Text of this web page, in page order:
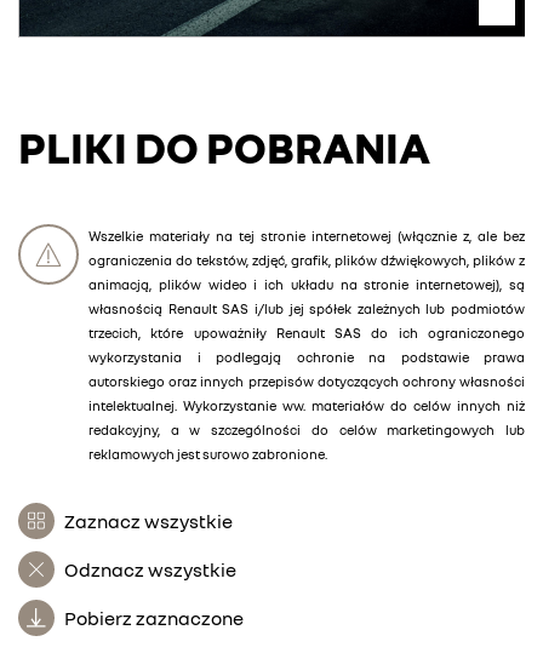
PLIKI DO POBRANIA
Wszelkie materiały na tej stronie internetowej (włącznie z, ale bez
ograniczenia do tekstów, zdjęć, grafik, plików dźwiękowych, plików z
animacją, plików wideo i ich układu na stronie internetowej), są
własnością Renault SAS i/lub jej spółek zależnych lub podmiotów
trzecich, które upoważniły Renault SAS do ich ograniczonego
wykorzystania i podlegają ochronie na podstawie prawa
autorskiego oraz innych przepisów dotyczących ochrony własności
intelektualnej. Wykorzystanie ww. materiałów do celów innych niż
redakcyjny, a w szczególności do celów marketingowych lub
reklamowych jest surowo zabronione.
Zaznacz wszystkie
Odznacz wszystkie
Pobierz zaznaczone